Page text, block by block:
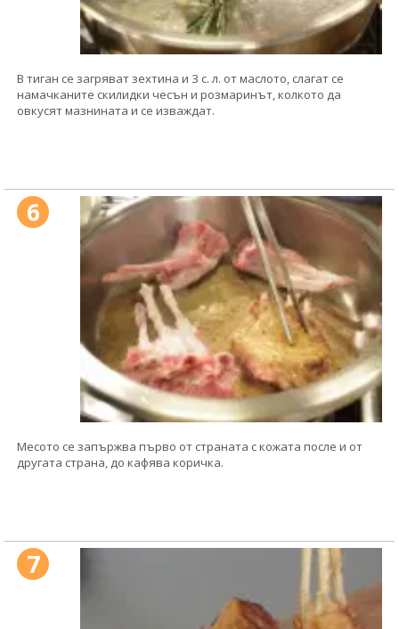
В тиган се загряват зехтина и 3 с. л. от маслото, слагат се
намачканите скилидки чесън и розмаринът, колкото да
овкусят мазнината и се изваждат.
6
Месото се запържва първо от страната с кожата после и от
другата страна, до кафява коричка.
7